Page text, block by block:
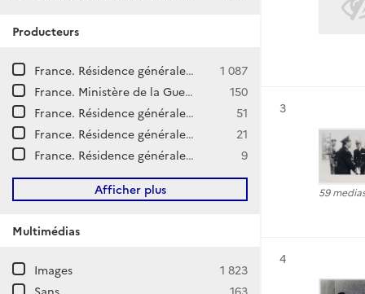
Producteurs
France. Résidence générale en Tunisie. Direction de l'Information.
1 087
France. Ministère de la Guerre. Subdivision de la Tunisie. Direction de l'Infanterie.
150
France. Résidence générale en Tunisie. Service des Affaires indigènes.
51
France. Résidence générale en Tunisie. Inspection générale des services administratifs. Conseil supérieur d'enquête.
21
France. Résidence générale en Tunisie.
9
Afficher plus
Multimédias
Images
1 823
Sans
163
Résultat n°
3
59 medias
Résultat n°
4